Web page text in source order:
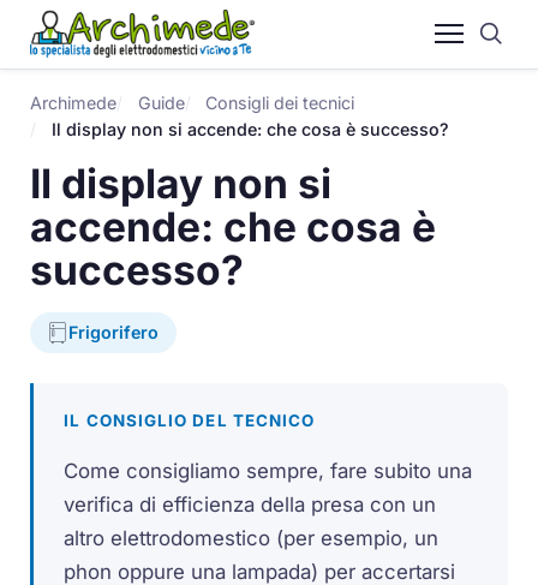
Archimede Guide
Consigli dei tecnici
Il display non si accende: che cosa è successo?
Il display non si
accende: che cosa è
successo?
Frigorifero
IL CONSIGLIO DEL TECNICO
Come consigliamo sempre, fare subito una
verifica di efficienza della presa con un
altro elettrodomestico (per esempio, un
phon oppure una lampada) per accertarsi